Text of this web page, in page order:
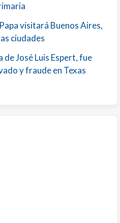
visitará Buenos Aires,
ciudades
José Luis Espert, fue
y fraude en Texas